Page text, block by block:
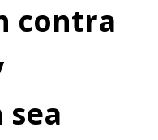
contra
sea